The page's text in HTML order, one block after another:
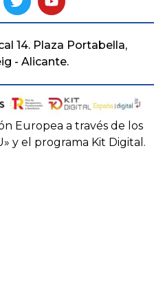
14. Plaza Portabella,
- Alicante.
Europea a través de los
y el programa Kit Digital.